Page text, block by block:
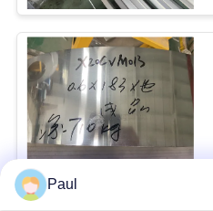
Paul